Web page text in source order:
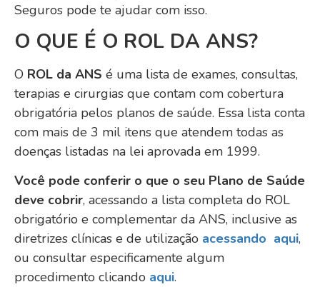
Seguros pode te ajudar com isso.
O QUE É O ROL DA ANS?
O ROL da ANS é uma lista de exames, consultas,
terapias e cirurgias que contam com cobertura
obrigatória pelos planos de saúde. Essa lista conta
com mais de 3 mil itens que atendem todas as
doenças listadas na lei aprovada em 1999.
Você pode conferir o que o seu Plano de Saúde
deve cobrir, acessando a lista completa do ROL
obrigatório e complementar da ANS, inclusive as
diretrizes clínicas e de utilização acessando aqui,
ou consultar especificamente algum
procedimento clicando aqui.